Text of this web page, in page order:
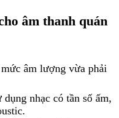
âm thanh quán
âm lượng vừa phải
nhạc có tần số ấm,